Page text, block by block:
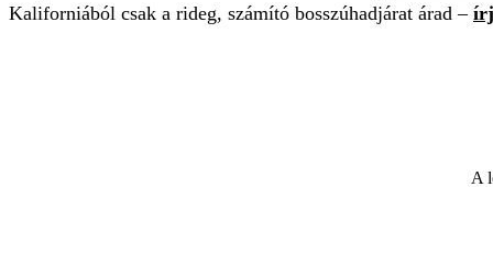
Kaliforniából csak a rideg, számító bosszúhadjárat árad –
A